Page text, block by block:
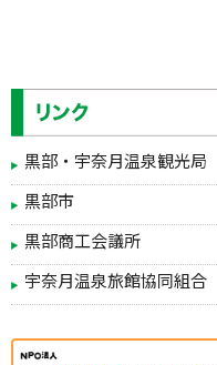
黒部・宇奈月温泉観光局
黒部市
黒部商工会議所
宇奈月温泉旅館協同組合